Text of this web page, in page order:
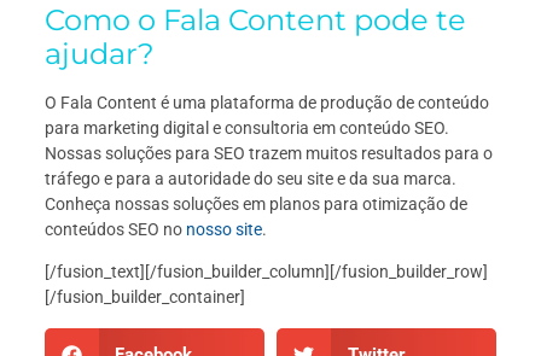
Como o Fala Content pode te
ajudar?
O Fala Content é uma plataforma de produção de conteúdo
para marketing digital e consultoria em conteúdo SEO.
Nossas soluções para SEO trazem muitos resultados para o
tráfego e para a autoridade do seu site e da sua marca.
Conheça nossas soluções em planos para otimização de
conteúdos SEO no nosso site.
[/fusion_text][/fusion_builder_column][/fusion_builder_row]
[/fusion_builder_container]